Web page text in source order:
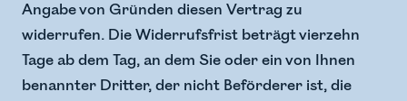
Angabe von Gründen diesen Vertrag zu
widerrufen. Die Widerrufsfrist beträgt vierzehn
Tage ab dem Tag, an dem Sie oder ein von Ihnen
benannter Dritter, der nicht Beförderer ist, die